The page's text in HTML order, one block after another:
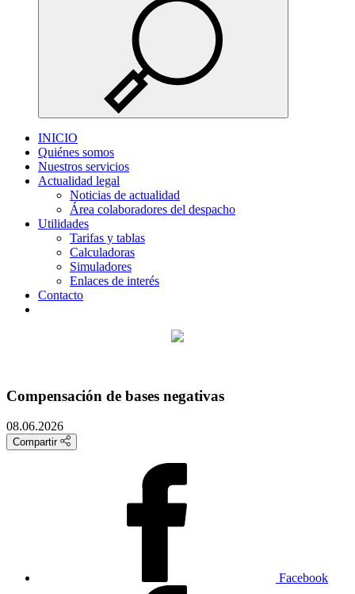
INICIO
Quiénes somos
Nuestros servicios
Actualidad legal
Noticias de actualidad
Área colaboradores del despacho
Utilidades
Tarifas y tablas
Calculadoras
Simuladores
Enlaces de interés
Contacto
Compensación de bases negativas
08.06.2026
Compartir
Facebook